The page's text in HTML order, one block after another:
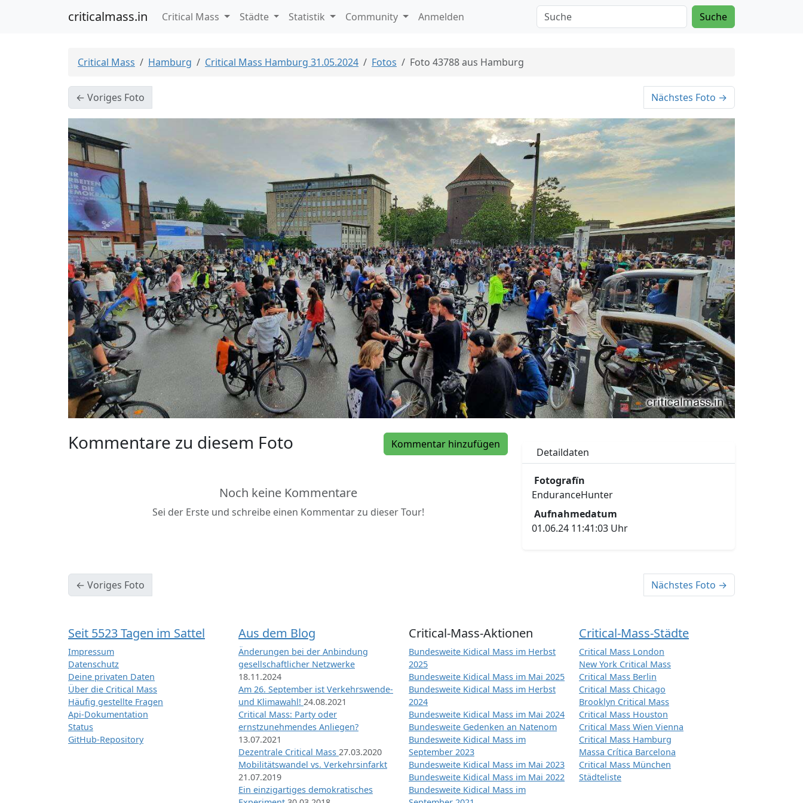
criticalmass.in Critical Mass Städte Statistik Community Anmelden Suche
Critical Mass Hamburg Critical Mass Hamburg 31.05.2024 Fotos Foto 43788 aus Hamburg
← Voriges Foto Nächstes Foto →
Kommentar hinzufügen
Kommentare zu diesem Foto
Noch keine Kommentare
Sei der Erste und schreibe einen Kommentar zu dieser Tour!
Detaildaten
Fotografïn
EnduranceHunter
Aufnahmedatum
01.06.24 11:41:03 Uhr
← Voriges Foto Nächstes Foto →
Seit 5523 Tagen im Sattel
Impressum
Datenschutz
Deine privaten Daten
Über die Critical Mass
Häufig gestellte Fragen
Api-Dokumentation
Status
GitHub-Repository
Aus dem Blog
Änderungen bei der Anbindung
gesellschaftlicher Netzwerke
18.11.2024
Am 26. September ist Verkehrswende-
und Klimawahl! 24.08.2021
Critical Mass: Party oder
ernstzunehmendes Anliegen?
13.07.2021
Dezentrale Critical Mass 27.03.2020
Mobilitätswandel vs. Verkehrsinfarkt
21.07.2019
Ein einzigartiges demokratisches
Critical-Mass-Aktionen
Bundesweite Kidical Mass im Herbst
2025
Bundesweite Kidical Mass im Mai 2025
Bundesweite Kidical Mass im Herbst
2024
Bundesweite Kidical Mass im Mai 2024
Bundesweite Gedenken an Natenom
Bundesweite Kidical Mass im
September 2023
Bundesweite Kidical Mass im Mai 2023
Bundesweite Kidical Mass im Mai 2022
Bundesweite Kidical Mass im
Critical-Mass-Städte
Critical Mass London
New York Critical Mass
Critical Mass Berlin
Critical Mass Chicago
Brooklyn Critical Mass
Critical Mass Houston
Critical Mass Wien Vienna
Critical Mass Hamburg
Massa Crítica Barcelona
Critical Mass München
Städteliste